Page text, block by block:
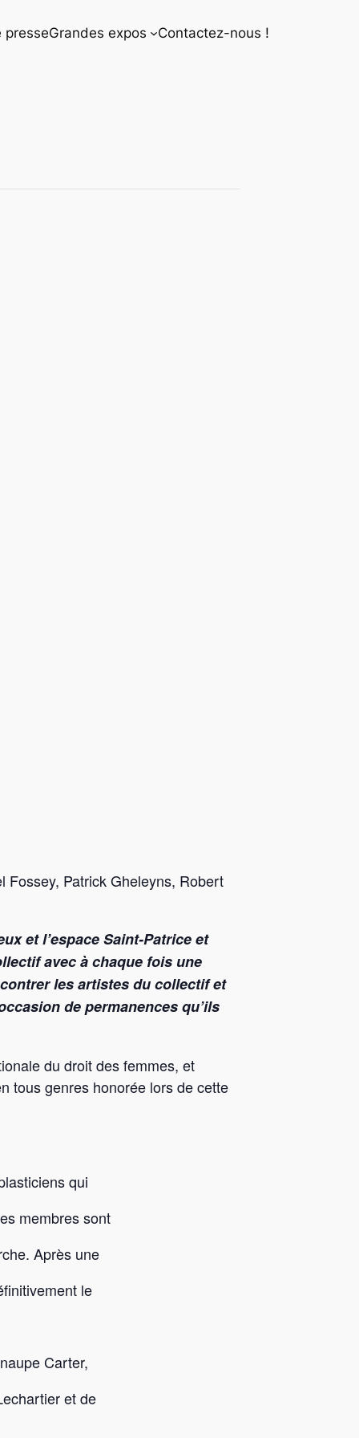
presseGrandes expos Contactez-nous !
Fossey, Patrick Gheleyns, Robert
et l’espaceSaint-Patrice et
avec à chaque fois une
les artistes du collectif et
de permanences qu’ils
du droit des femmes, et
tous genres honorée lors de cette
qui
membres sont
Après une
le
Carter,
et de